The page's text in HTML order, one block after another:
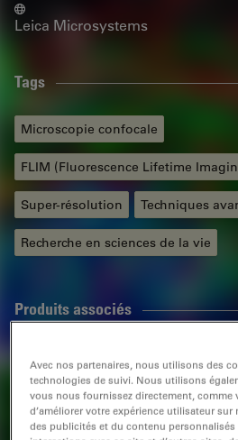
Leica Microsystems
Tags
Microscopie confocale
FLIM (Fluorescence Lifetime
Super-résolution Techniques
Recherche en sciences de la vie
Produits associés
STELLARIS FALCON
Le contraste est net. L’imagerie
instant
Avec nos partenaires, nous utilisons des
technologies de suivi. Nous utilisons
vous nous fournissez directement, comme
d’améliorer votre expérience utilisateur
des publicités et du contenu